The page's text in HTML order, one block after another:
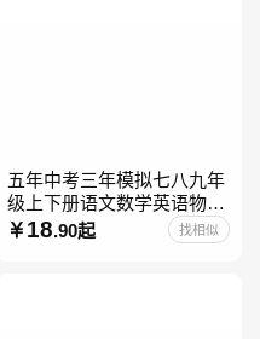
五年中考三年模拟七八九年
级上下册语文数学英语物理
化学政治历史地理生物人教
版北师版外研版北京版湘教
18.90起 找相似